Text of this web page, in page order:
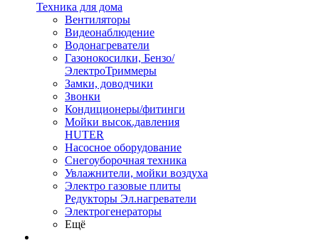
Техника для дома
Вентиляторы
Видеонаблюдение
Водонагреватели
Газонокосилки, Бензо/
ЭлектроТриммеры
Замки, доводчики
Звонки
Кондиционеры/фитинги
Мойки высок.давления
HUTER
Насосное оборудование
Снегоуборочная техника
Увлажнители, мойки воздуха
Электро газовые плиты
Редукторы Эл.нагреватели
Электрогенераторы
Ещё